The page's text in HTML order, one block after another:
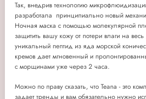
Так, внедрив технологию
разработала принципиально новый
Ночная маска с помощью молекулярной
защитить вашу кожу от потери влаги на
уникальный пептид из яда морской
кремов дает мгновенный и
с морщинами уже через 2 часа.
Можно по праву сказать, что Teana - это
задает тренды и вам обязательно нужно